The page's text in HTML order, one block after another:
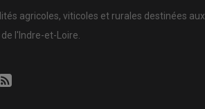
agricoles, viticoles et rurales destinées aux
l'Indre-et-Loire.